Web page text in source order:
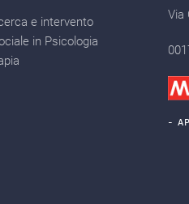
e intervento
in Psicologia
Via
-